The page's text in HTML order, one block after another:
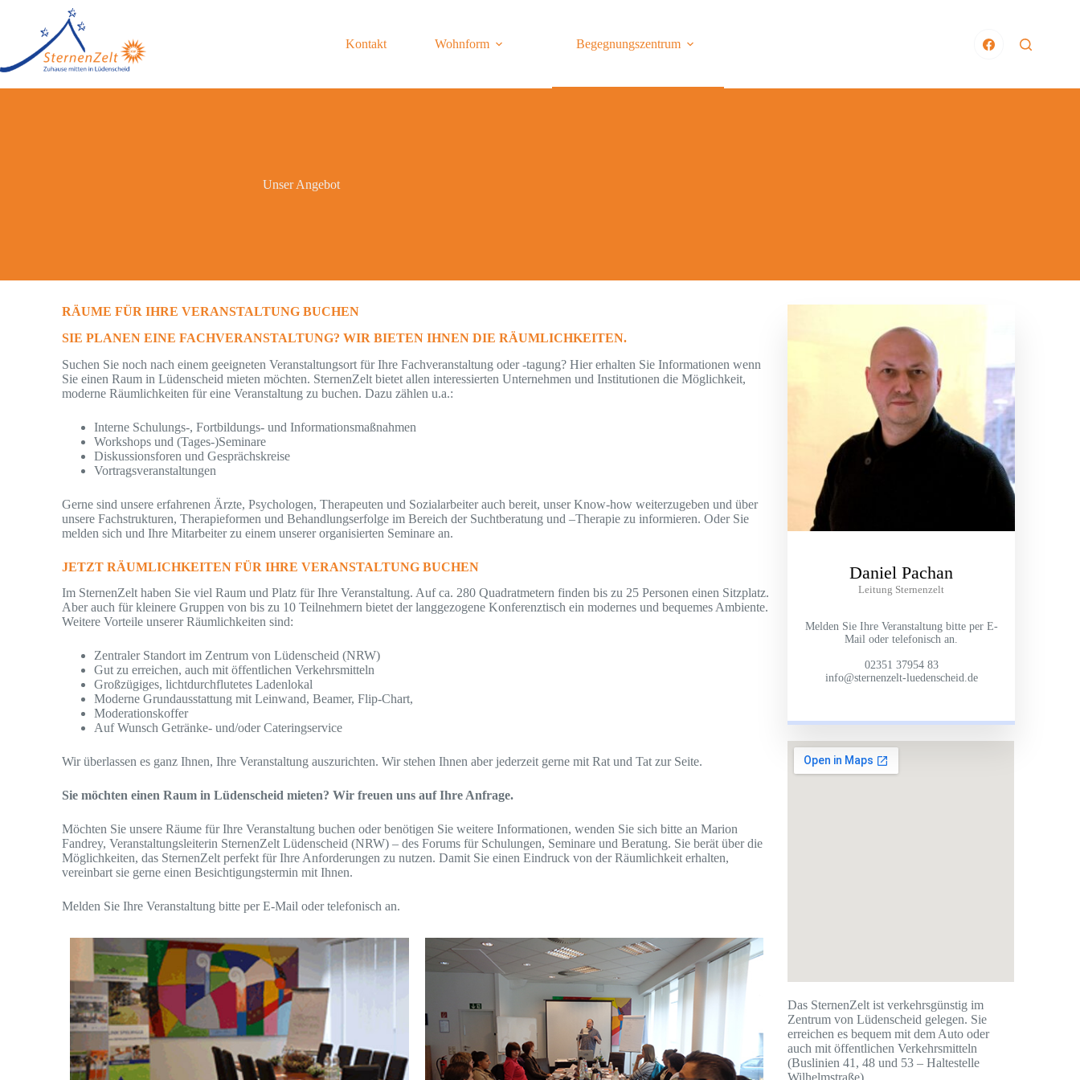
Kontakt Wohnform Begegnungszentrum
Unser Angebot
RÄUME FÜR IHRE VERANSTALTUNG BUCHEN
SIE PLANEN EINE FACHVERANSTALTUNG? WIR BIETEN IHNEN DIE RÄUMLICHKEITEN.
Suchen Sie noch nach einem geeigneten Veranstaltungsort für Ihre Fachveranstaltung oder -tagung? Hier erhalten Sie Informationen wenn
Sie einen Raum in Lüdenscheid mieten möchten. SternenZelt bietet allen interessierten Unternehmen und Institutionen die Möglichkeit,
moderne Räumlichkeiten für eine Veranstaltung zu buchen. Dazu zählen u.a.:
Interne Schulungs-, Fortbildungs- und Informationsmaßnahmen
Workshops und (Tages-)Seminare
Diskussionsforen und Gesprächskreise
Vortragsveranstaltungen
Gerne sind unsere erfahrenen Ärzte, Psychologen, Therapeuten und Sozialarbeiter auch bereit, unser Know-how weiterzugeben und über
unsere Fachstrukturen, Therapieformen und Behandlungserfolge im Bereich der Suchtberatung und –Therapie zu informieren. Oder Sie
melden sich und Ihre Mitarbeiter zu einem unserer organisierten Seminare an.
JETZT RÄUMLICHKEITEN FÜR IHRE VERANSTALTUNG BUCHEN
Im SternenZelt haben Sie viel Raum und Platz für Ihre Veranstaltung. Auf ca. 280 Quadratmetern finden bis zu 25 Personen einen Sitzplatz.
Aber auch für kleinere Gruppen von bis zu 10 Teilnehmern bietet der langgezogene Konferenztisch ein modernes und bequemes Ambiente.
Weitere Vorteile unserer Räumlichkeiten sind:
Zentraler Standort im Zentrum von Lüdenscheid (NRW)
Gut zu erreichen, auch mit öffentlichen Verkehrsmitteln
Großzügiges, lichtdurchflutetes Ladenlokal
Moderne Grundausstattung mit Leinwand, Beamer, Flip-Chart,
Moderationskoffer
Auf Wunsch Getränke- und/oder Cateringservice
Wir überlassen es ganz Ihnen, Ihre Veranstaltung auszurichten. Wir stehen Ihnen aber jederzeit gerne mit Rat und Tat zur Seite.
Sie möchten einen Raum in Lüdenscheid mieten? Wir freuen uns auf Ihre Anfrage.
Möchten Sie unsere Räume für Ihre Veranstaltung buchen oder benötigen Sie weitere Informationen, wenden Sie sich bitte an Marion
Fandrey, Veranstaltungsleiterin SternenZelt Lüdenscheid (NRW) – des Forums für Schulungen, Seminare und Beratung. Sie berät über die
Möglichkeiten, das SternenZelt perfekt für Ihre Anforderungen zu nutzen. Damit Sie einen Eindruck von der Räumlichkeit erhalten,
vereinbart sie gerne einen Besichtigungstermin mit Ihnen.
Melden Sie Ihre Veranstaltung bitte per E-Mail oder telefonisch an.
Daniel Pachan
Leitung Sternenzelt
Melden Sie Ihre Veranstaltung bitte per E-
Mail oder telefonisch an.
02351 37954 83
info@sternenzelt-luedenscheid.de
Das SternenZelt ist verkehrsgünstig im
Zentrum von Lüdenscheid gelegen. Sie
erreichen es bequem mit dem Auto oder
auch mit öffentlichen Verkehrsmitteln
(Buslinien 41, 48 und 53 – Haltestelle